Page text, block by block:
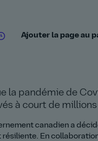
Ajouter la page au
la pandémie de
à court de
canadien a
résiliente. En